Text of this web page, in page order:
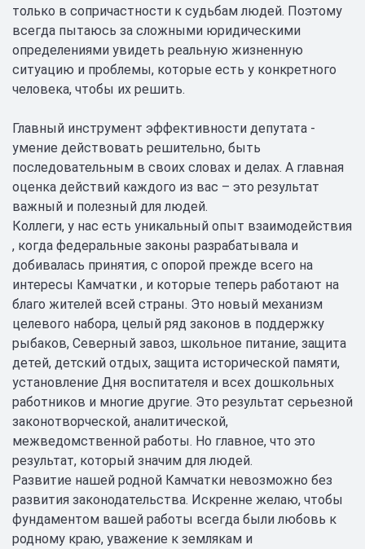
только в сопричастности к судьбам людей. Поэтому
всегда пытаюсь за сложными юридическими
определениями увидеть реальную жизненную
ситуацию и проблемы, которые есть у конкретного
человека, чтобы их решить.
Главный инструмент эффективности депутата -
умение действовать решительно, быть
последовательным в своих словах и делах. А главная
оценка действий каждого из вас – это результат
важный и полезный для людей.
Коллеги, у нас есть уникальный опыт взаимодействия
, когда федеральные законы разрабатывала и
добивалась принятия, с опорой прежде всего на
интересы Камчатки , и которые теперь работают на
благо жителей всей страны. Это новый механизм
целевого набора, целый ряд законов в поддержку
рыбаков, Северный завоз, школьное питание, защита
детей, детский отдых, защита исторической памяти,
установление Дня воспитателя и всех дошкольных
работников и многие другие. Это результат серьезной
законотворческой, аналитической,
межведомственной работы. Но главное, что это
результат, который значим для людей.
Развитие нашей родной Камчатки невозможно без
развития законодательства. Искренне желаю, чтобы
фундаментом вашей работы всегда были любовь к
родному краю, уважение к землякам и